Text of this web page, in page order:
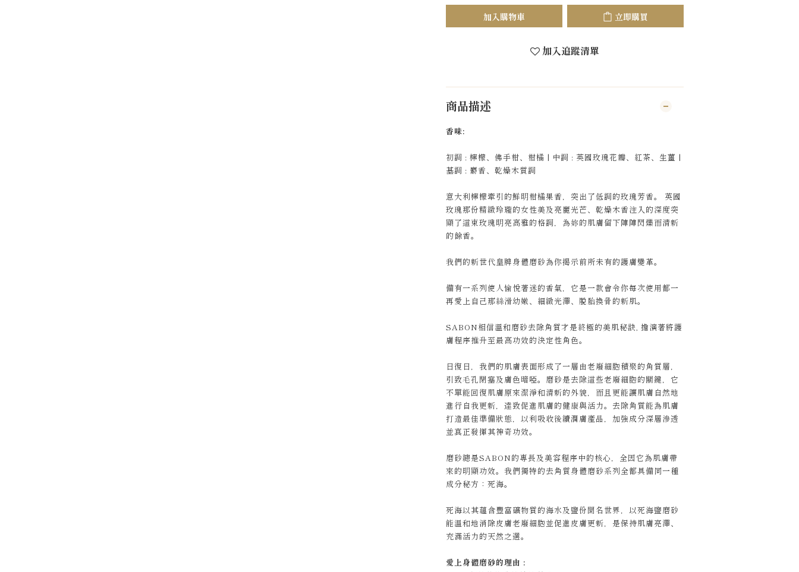
加入購物車 立即購買
加入追蹤清單
商品描述
香味:
初調 : 檸檬、佛手柑、柑橘 | 中調 : 英國玫瑰花瓣、紅茶、生薑 |
基調 : 麝香、乾燥木質調
意大利檸檬牽引的鮮明柑橘果香，突出了低調的玫瑰芳香。 英國
玫瑰那份精緻玲瓏的女性美及亮麗光芒、乾燥木香注入的深度突
顯了這束玫瑰明亮高雅的格調，為妳的肌膚留下陣陣閃爍而清新
的餘香。
我們的新世代皇牌身體磨砂為你揭示前所未有的護膚變革。
備有一系列使人愉悅著迷的香氣，它是一款會令你每次使用都一
再愛上自己那絲滑幼嫩、細緻光澤、脫胎換骨的新肌。
SABON相信溫和磨砂去除角質才是終極的美肌秘訣, 擔演著將護
膚程序推升至最高功效的決定性角色。
日復日，我們的肌膚表面形成了一層由老廢細胞積聚的角質層，
引致毛孔閉塞及膚色暗啞。磨砂是去除這些老廢細胞的關鍵，它
不單能回復肌膚原來潔淨和清新的外貌，而且更能讓肌膚自然地
進行自我更新，達致促進肌膚的健康與活力。去除角質能為肌膚
打造最佳準備狀態，以利吸收後續潤膚產品，加強成分深層滲透
並真正發揮其神奇功效。
磨砂總是SABON的專長及美容程序中的核心，全因它為肌膚帶
來的明顯功效。我們獨特的去角質身體磨砂系列全都具備同一種
成分秘方：死海。
死海以其蘊含豐富礦物質的海水及鹽份聞名世界，以死海鹽磨砂
能温和地消除皮膚老廢細胞並促進皮膚更新，是保持肌膚亮澤、
充滿活力的天然之選。
愛上身體磨砂的理由 :